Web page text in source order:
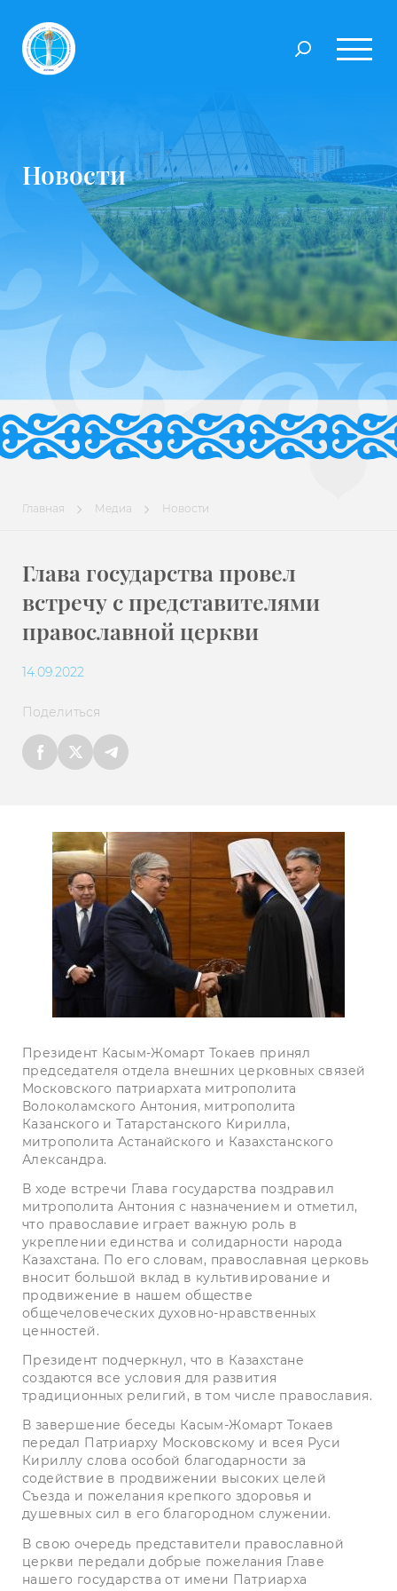
Новости
Главная Медиа Новости
Глава государства провел
встречу с представителями
православной церкви
14.09.2022
Поделиться
Президент Касым-Жомарт Токаев принял
председателя отдела внешних церковных связей
Московского патриархата митрополита
Волоколамского Антония, митрополита
Казанского и Татарстанского Кирилла,
митрополита Астанайского и Казахстанского
Александра.
В ходе встречи Глава государства поздравил
митрополита Антония с назначением и отметил,
что православие играет важную роль в
укреплении единства и солидарности народа
Казахстана. По его словам, православная церковь
вносит большой вклад в культивирование и
продвижение в нашем обществе
общечеловеческих духовно-нравственных
ценностей.
Президент подчеркнул, что в Казахстане
создаются все условия для развития
традиционных религий, в том числе православия.
В завершение беседы Касым-Жомарт Токаев
передал Патриарху Московскому и всея Руси
Кириллу слова особой благодарности за
содействие в продвижении высоких целей
Съезда и пожелания крепкого здоровья и
душевных сил в его благородном служении.
В свою очередь представители православной
церкви передали добрые пожелания Главе
нашего государства от имени Патриарха